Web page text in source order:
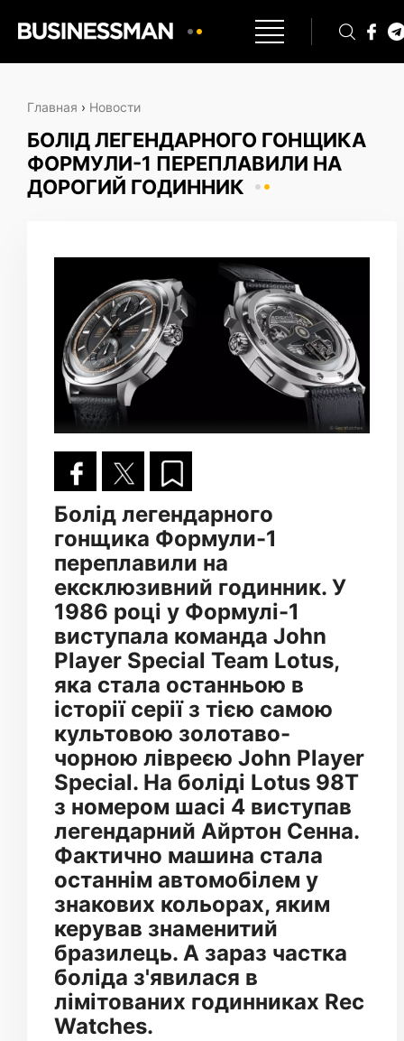
Главная › Новости
БОЛІД ЛЕГЕНДАРНОГО ГОНЩИКА
ФОРМУЛИ-1 ПЕРЕПЛАВИЛИ НА
ДОРОГИЙ ГОДИННИК
Болід легендарного
гонщика Формули-1
переплавили на
ексклюзивний годинник. У
1986 році у Формулі-1
виступала команда John
Player Special Team Lotus,
яка стала останньою в
історії серії з тією самою
культовою золотаво-
чорною лівреєю John Player
Special. На боліді Lotus 98T
з номером шасі 4 виступав
легендарний Айртон Сенна.
Фактично машина стала
останнім автомобілем у
знакових кольорах, яким
керував знаменитий
бразилець. А зараз частка
боліда з'явилася в
лімітованих годинниках Rec
Watches.